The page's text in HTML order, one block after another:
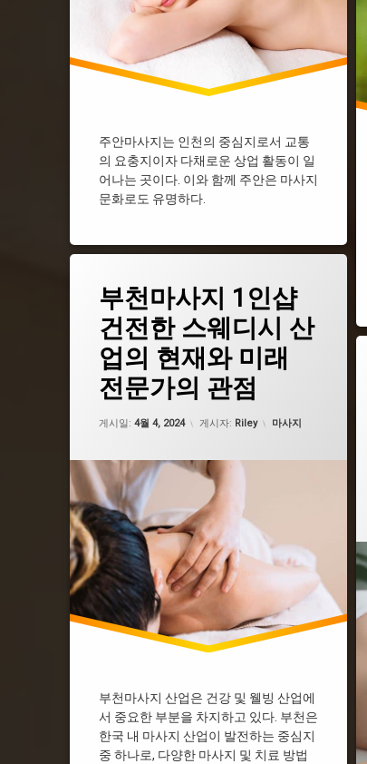
주안마사지는 인천의 중심지로서 교통
의 요충지이자 다채로운 상업 활동이 일
어나는 곳이다. 이와 함께 주안은 마사지
문화로도 유명하다.
부천마사지 1인샵
건전한 스웨디시 산
업의 현재와 미래
전문가의 관점
게시일: 4월 4, 2024
업데이트 날짜: 2월 19, 2025
게시자: Riley 카테고리:
마사지
부천마사지 산업은 건강 및 웰빙 산업에
서 중요한 부분을 차지하고 있다. 부천은
한국 내 마사지 산업이 발전하는 중심지
중 하나로, 다양한 마사지 및 치료 방법
부천1인샵
부천건마
부천마사지
부천스웨디시